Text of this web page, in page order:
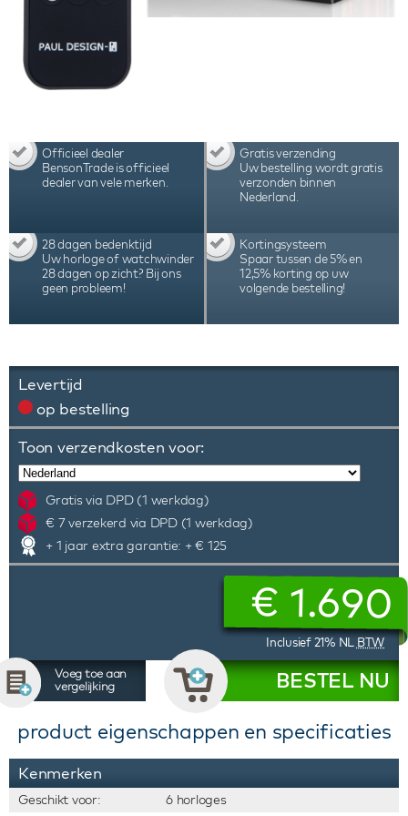
Officieel dealer
BensonTrade is officieel
dealer van vele merken.
Gratis verzending
Uw bestelling wordt gratis
verzonden binnen
Nederland.
28 dagen bedenktijd
Uw horloge of watchwinder
28 dagen op zicht? Bij ons
geen probleem!
Kortingsysteem
Spaar tussen de 5% en
12,5% korting op uw
volgende bestelling!
Levertijd
op bestelling
Toon verzendkosten voor:
Gratis via DPD (1 werkdag)
€ 7 verzekerd via DPD (1 werkdag)
+ 1 jaar extra garantie: + € 125
€ 1.690
Inclusief 21% NL BTW
Voeg toe aan
vergelijking
BESTEL NU
product eigenschappen en specificaties
Kenmerken
Geschikt voor: 6 horloges